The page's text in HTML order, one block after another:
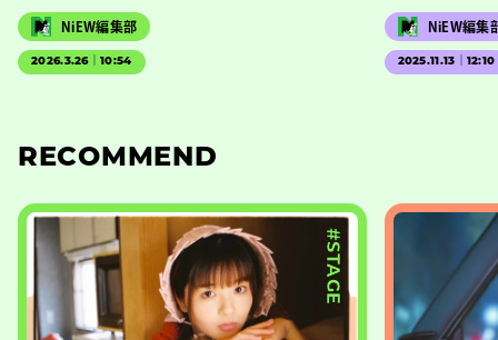
NiEW編集部
2026.3.26｜10:54
NiEW編集
2025.11.13｜12:10
RECOMMEND
#STAGE